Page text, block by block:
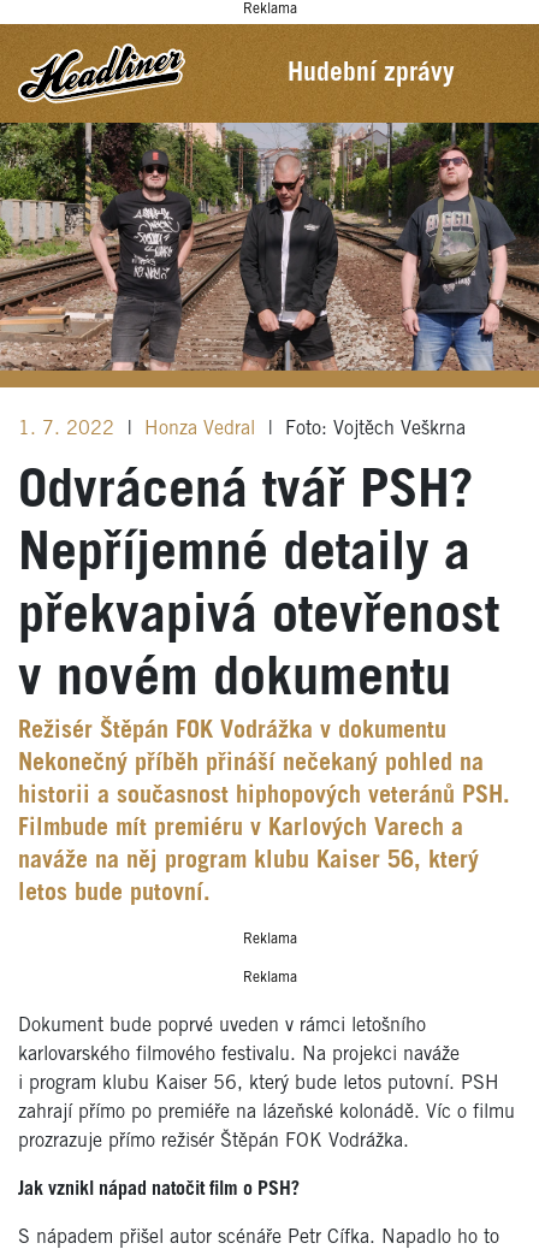
Reklama
Hudební zprávy
1. 7. 2022 Honza Vedral Foto: Vojtěch Veškrna
Odvrácená tvář PSH?
Nepříjemné detaily a
překvapivá otevřenost
v novém dokumentu
Režisér Štěpán FOK Vodrážka v dokumentu
Nekonečný příběh přináší nečekaný pohled na
historii a současnost hiphopových veteránů PSH.
Filmbude mít premiéru v Karlových Varech a
naváže na něj program klubu Kaiser 56, který
letos bude putovní.
Reklama
Reklama
Dokument bude poprvé uveden v rámci letošního
karlovarského filmového festivalu. Na projekci naváže
i program klubu Kaiser 56, který bude letos putovní. PSH
zahrají přímo po premiéře na lázeňské kolonádě. Víc o filmu
prozrazuje přímo režisér Štěpán FOK Vodrážka.
Jak vznikl nápad natočit film o PSH?
S nápadem přišel autor scénáře Petr Cífka. Napadlo ho to